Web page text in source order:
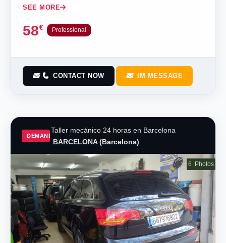
Brand
Mileage
Fuel Type
SEE MORE
58€ Professional
CONTACT NOW IM MESSAGE
DEMAND
Taller mecánico 24 horas en Barcelona
BARCELONA (Barcelona)
6 Photos